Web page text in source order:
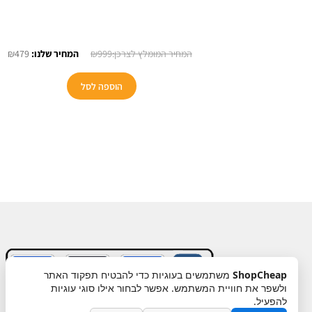
₪999
המחיר
היה:
₪999.
₪479
הוספה לסל
ShopCheap משתמשים בעוגיות כדי להבטיח תפקוד האתר
ולשפר את חוויית המשתמש. אפשר לבחור אילו סוגי עוגיות
להפעיל.